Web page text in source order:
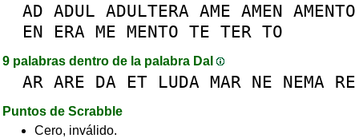
AD ADUL ADULTERA AME AMEN AMENTO
EN
ERA ME MENTO TE TER TO
9 palabras dentro de la palabra DaI
AR ARE DA ET LUDA MAR NE NEMA RE
Puntos de Scrabble
Cero, inválido.